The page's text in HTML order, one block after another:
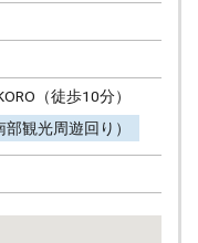
（徒歩10分）
観光周遊回り）